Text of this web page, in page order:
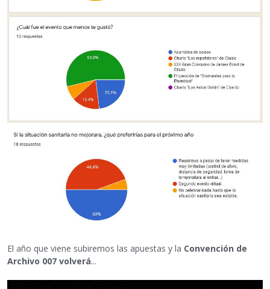
El año que viene subiremos las apuestas y la Convención de
Archivo 007 volverá...